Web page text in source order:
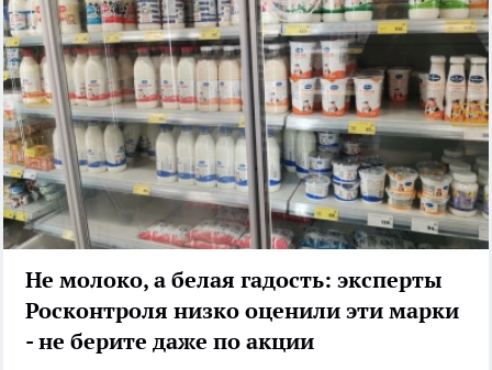
Не молоко, а белая гадость: эксперты
Росконтроля низко оценили эти марки
- не берите даже по акции